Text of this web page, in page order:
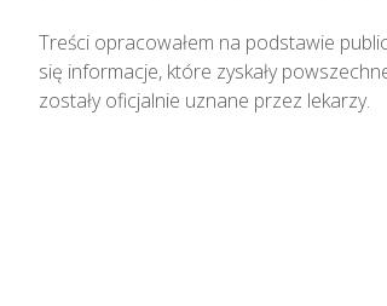
Treści opracowałem na podstawie
się informacje, które zyskały
zostały oficjalnie uznane przez lekarzy.